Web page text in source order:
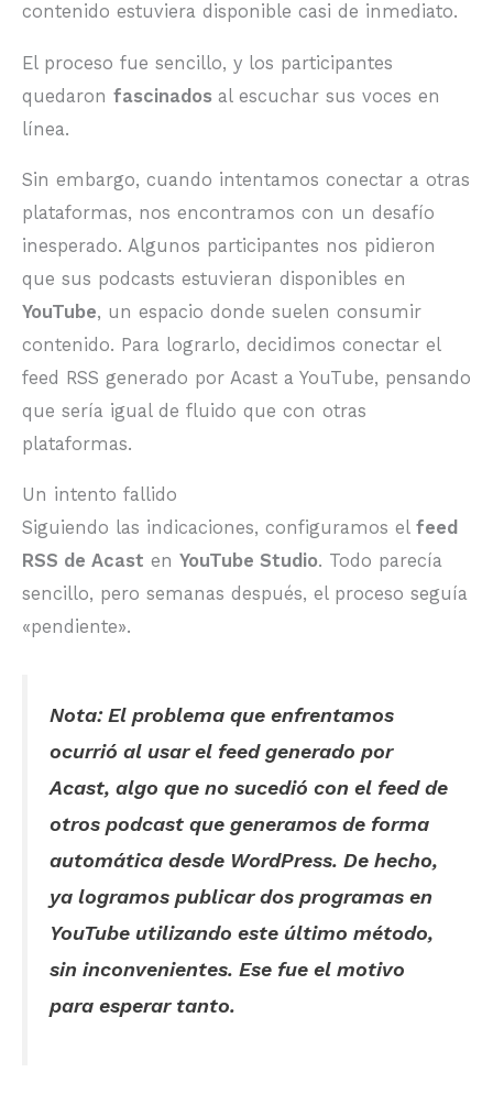
contenido estuviera disponible casi de inmediato.
El proceso fue sencillo, y los participantes
quedaron fascinados al escuchar sus voces en
línea.
Sin embargo, cuando intentamos conectar a otras
plataformas, nos encontramos con un desafío
inesperado. Algunos participantes nos pidieron
que sus podcasts estuvieran disponibles en
YouTube, un espacio donde suelen consumir
contenido. Para lograrlo, decidimos conectar el
feed RSS generado por Acast a YouTube, pensando
que sería igual de fluido que con otras
plataformas.
Un intento fallido
Siguiendo las indicaciones, configuramos el feed
RSS de Acast en YouTube Studio. Todo parecía
sencillo, pero semanas después, el proceso seguía
«pendiente».
Nota: El problema que enfrentamos
ocurrió al usar el feed generado por
Acast, algo que no sucedió con el feed de
otros podcast que generamos de forma
automática desde WordPress. De hecho,
ya logramos publicar dos programas en
YouTube utilizando este último método,
sin inconvenientes. Ese fue el motivo
para esperar tanto.